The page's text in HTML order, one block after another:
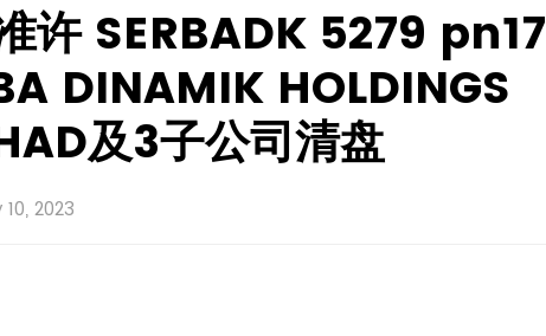
许 SERBADK 5279 pn17
DINAMIK HOLDINGS
及3子公司清盘
2023